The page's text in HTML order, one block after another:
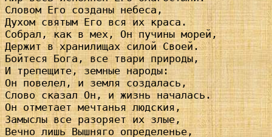
Словом Его созданы небеса,
Духом святым Его вся их краса.
Собрал, как в мех, Он пучины морей,
Держит в хранилищах силой Своей.
Бойтеся Бога, все твари природы,
И трепещите, земные народы:
Он повелел, и земля создалась,
Слово сказал Он, и жизнь началась.
Он отметает мечтанья людския,
Замыслы все разоряет их злые,
Вечно лишь Вышняго определенье,